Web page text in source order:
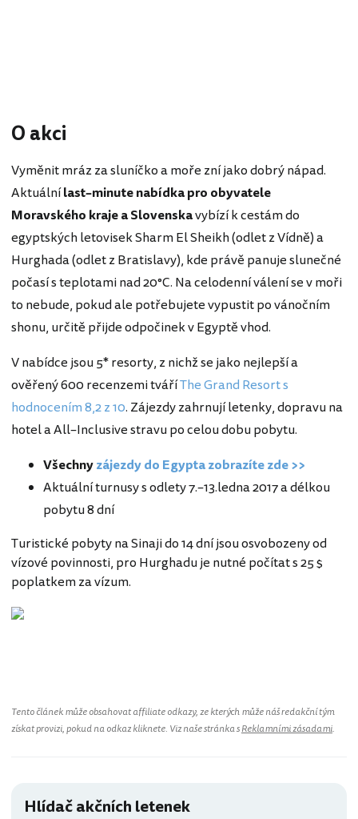
O akci
Vyměnit mráz za sluníčko a moře zní jako dobrý nápad.
Aktuálnílast–minute nabídka pro obyvatele
Moravského kraje a Slovenskavybízí k cestám do
egyptských letovisek Sharm El Sheikh (odlet z Vídně) a
Hurghada (odlet z Bratislavy), kde právě panuje slunečné
počasí s teplotami nad 20°C. Na celodenní válení se v moři
to nebude, pokud ale potřebujete vypustit po vánočním
shonu, určitě přijde odpočinek v Egyptě vhod.
V nabídce jsou 5* resorty, z nichž se jako nejlepší a
ověřený 600 recenzemi tváříThe Grand Resort s
hodnocením 8,2 z 10. Zájezdy zahrnují letenky, dopravu na
hotel a All–Inclusive stravu po celou dobu pobytu.
Všechnyzájezdy do Egypta zobrazíte zde >>
Aktuální turnusy s odlety 7.–13.ledna 2017 a délkou
pobytu 8 dní
Turistické pobyty na Sinaji do 14 dní jsou osvobozeny od
vízové povinnosti, pro Hurghadu je nutné počítat s 25 $
poplatkem za vízum.
Tento článek může obsahovat affiliate odkazy, ze kterých může náš redakční tým
získat provizi, pokud na odkaz kliknete. Viz naše stránka sReklamními zásadami.
Hlídač akčních letenek